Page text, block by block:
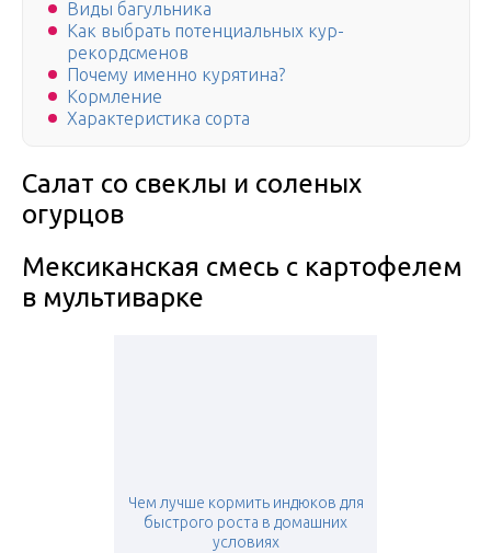
Виды багульника
Как выбрать потенциальных кур-
рекордсменов
Почему именно курятина?
Кормление
Характеристика сорта
Салат со свеклы и соленых
огурцов
Мексиканская смесь с картофелем
в мультиварке
Чем лучше кормить индюков для
быстрого роста в домашних
условиях